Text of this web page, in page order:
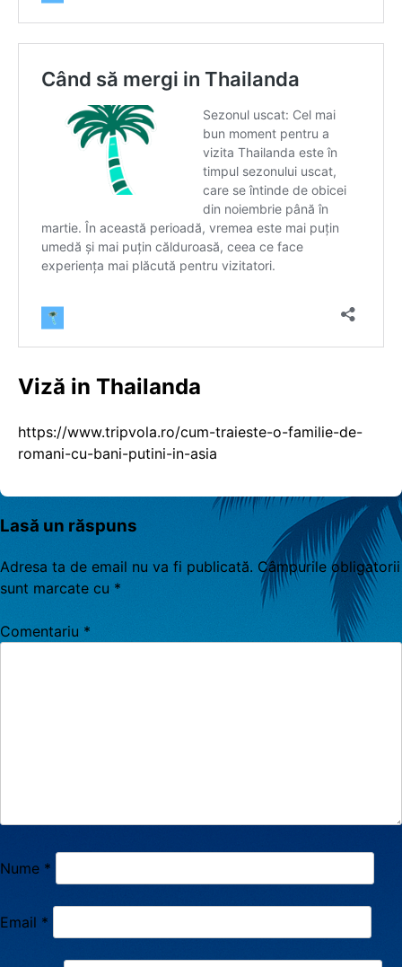
Viză in Thailanda
https://www.tripvola.ro/cum-traieste-o-familie-de-
romani-cu-bani-putini-in-asia
Lasă un răspuns
Adresa ta de email nu va fi publicată. Câmpurile obligatorii
sunt marcate cu *
Comentariu *
Nume *
Email *